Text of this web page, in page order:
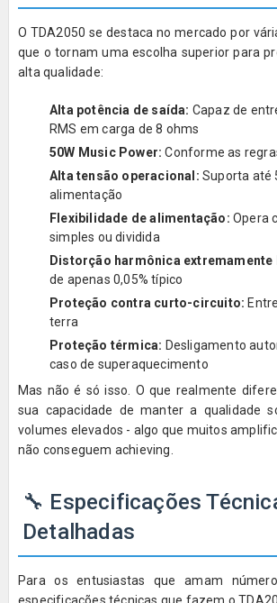
O TDA2050 se destaca no mercado por
que o tornam uma escolha superior para
alta qualidade:
Alta potência de saída: Capaz de
RMS em carga de 8 ohms
50W Music Power: Conforme as
Alta tensão operacional: Suporta até
alimentação
Flexibilidade de alimentação: Opera
simples ou dividida
Distorção harmônica extremamente
de apenas 0,05% típico
Proteção contra curto-circuito:
terra
Proteção térmica: Desligamento
caso de superaquecimento
Mas não é só isso. O que realmente
sua capacidade de manter a qualidade
volumes elevados - algo que muitos
não conseguem achieving.
🔧 Especificações
Detalhadas
Para os entusiastas que amam